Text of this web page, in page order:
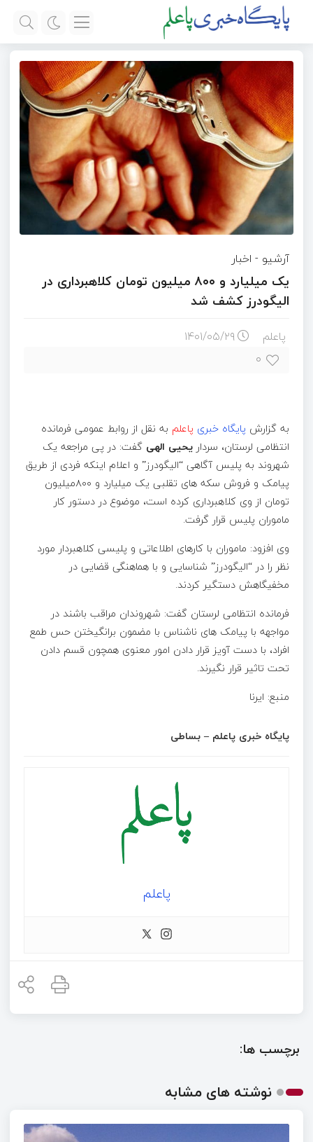
آرشیو - اخبار
یک میلیارد و ۸۰۰ میلیون تومان کلاهبرداری در
الیگودرز کشف شد
پاعلم ۱۴۰۱/۰۵/۲۹
۰
به گزارش پایگاه خبری پاعلم به نقل از روابط عمومی فرمانده
انتظامی لرستان، سردار یحیی الهی گفت: در پی مراجعه یک
شهروند به پلیس آگاهی “الیگودرز” و اعلام اینکه فردی از طریق
پیامک و فروش سکه های تقلبی یک میلیارد و ۸۰۰میلیون
تومان از وی کلاهبرداری کرده است، موضوع در دستور کار
ماموران پلیس قرار گرفت.
وی افزود: ماموران با کارهای اطلاعاتی و پلیسی کلاهبردار مورد
نظر را در “الیگودرز” شناسایی و با هماهنگی قضایی در
مخفیگاهش دستگیر کردند.
فرمانده انتظامی لرستان گفت: شهروندان مراقب باشند در
مواجهه با پیامک های ناشناس با مضمون برانگیختن حس طمع
افراد، با دست آویز قرار دادن امور معنوی همچون قسم دادن
تحت تاثیر قرار نگیرند.
منبع: ایرنا
پایگاه خبری پاعلم – بساطی
پاعلم
برچسب ها:
نوشته های مشابه